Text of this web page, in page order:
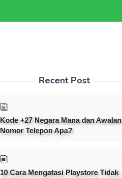
Recent Post
Kode +27 Negara Mana dan Awalan
Nomor Telepon Apa?
10 Cara Mengatasi Playstore Tidak